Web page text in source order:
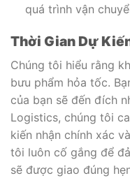
quá trình vận
Thời Gian Dự
Chúng tôi hiểu rằng
bưu phẩm hỏa tốc.
của bạn sẽ đến đích
Logistics, chúng tôi
kiến nhận chính xác
tôi luôn cố gắng để
sẽ được giao đúng